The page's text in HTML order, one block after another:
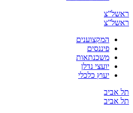
ראשל”צ
ראשל”צ
המקצוענים
פיננסים
משכנתאות
יועצי נדלן
יעוץ כלכלי
תל אביב
תל אביב